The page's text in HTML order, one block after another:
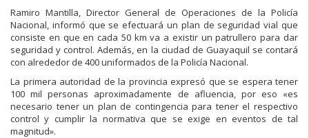
Ramiro Mantilla, Director General de Operaciones de la Policía
Nacional, informó que se efectuará un plan de seguridad vial que
consiste en que en cada 50 km va a existir un patrullero para dar
seguridad y control. Además, en la ciudad de Guayaquil se contará
con alrededor de 400 uniformados de la Policía Nacional.
La primera autoridad de la provincia expresó que se espera tener
100 mil personas aproximadamente de afluencia, por eso «es
necesario tener un plan de contingencia para tener el respectivo
control y cumplir la normativa que se exige en eventos de tal
magnitud».